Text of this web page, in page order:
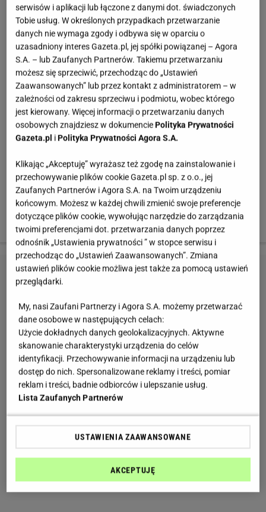
całkowicie wchłonie wodę. Pod koniec gotowania
dodać pokrojone w kostkę jabłko, żurawinę, płatki
migdałowe. Wymieszać i po 2 minutach zdjąć z ognia.
360 kcal, 6,5g białka, 8,5g tłuszczu, 71 g
węglowodanów, 6,5 g błonnika: 26% dziennego
zapotrzebowania, 63 mg magnezu: 20% dziennego
zapotrzebowania, 0,27 mg witaminy B1: 25% dziennego
zapotrzebowania.
Przepisy ułożyły: Aneta Łańcuchowska i Agata
Skonieczna, dietetyczki z Poradni Dietetycznej hälsa, w
której oprócz porad dietetycznych możesz skorzystać
także z zabiegów kosmetycznych ( www.halsa.pl)
serwisów i aplikacji lub łączone z danymi dot. świadczonych
Tobie usług. W określonych przypadkach przetwarzanie
danych nie wymaga zgody i odbywa się w oparciu o
uzasadniony interes Gazeta.pl, jej spółki powiązanej – Agora
S.A. – lub Zaufanych Partnerów. Takiemu przetwarzaniu
możesz się sprzeciwić, przechodząc do „Ustawień
Zaawansowanych” lub przez kontakt z administratorem – w
zależności od zakresu sprzeciwu i podmiotu, wobec którego
jest kierowany. Więcej informacji o przetwarzaniu danych
osobowych znajdziesz w dokumenciePolityka Prywatności
Gazeta.pl iPolityka Prywatności Agora S.A.
Klikając „Akceptuję” wyrażasz też zgodę na zainstalowanie i
przechowywanie plików cookie Gazeta.pl sp. z o.o., jej
Zaufanych Partnerów i Agora S.A. na Twoim urządzeniu
końcowym. Możesz w każdej chwili zmienić swoje preferencje
dotyczące plików cookie, wywołując narzędzie do zarządzania
twoimi preferencjami dot. przetwarzania danych poprzez
odnośnik „Ustawienia prywatności ” w stopce serwisu i
przechodząc do „Ustawień Zaawansowanych”. Zmiana
ustawień plików cookie możliwa jest także za pomocą ustawień
przeglądarki.
My, nasi Zaufani Partnerzy i Agora S.A. możemy przetwarzać
dane osobowe w następujących celach:
Użycie dokładnych danych geolokalizacyjnych. Aktywne
skanowanie charakterystyki urządzenia do celów
identyfikacji. Przechowywanie informacji na urządzeniu lub
dostęp do nich. Spersonalizowane reklamy i treści, pomiar
reklam i treści, badnie odbiorców i ulepszanie usług.
Lista Zaufanych Partnerów
USTAWIENIA ZAAWANSOWANE
AKCEPTUJĘ